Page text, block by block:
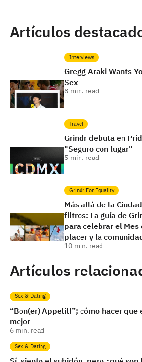
Artículos
Interviews
Gregg Araki Wants
Sex
8 min. read
Travel
Grindr debuta en
"Seguro con lugar"
5 min. read
Grindr For Equality
Más allá de la
filtros: La guía de
para celebrar el
placer y la
10 min. read
Artículos
Sex & Dating
“Bon(er) Appetit!”; cómo hacer que
mejor
6 min. read
Sex & Dating